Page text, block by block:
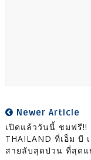
Newer Article
เปิดแล้ววันนี้ ชมฟรี!!
THAILAND ที่เอ็ม บี
สายลับสุดป่วน ที่สุดแ